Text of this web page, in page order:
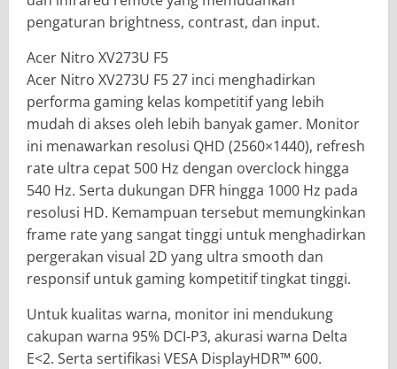
pengaturan brightness, contrast, dan input.
Acer Nitro XV273U F5
Acer Nitro XV273U F5 27 inci menghadirkan
performa gaming kelas kompetitif yang lebih
mudah di akses oleh lebih banyak gamer. Monitor
ini menawarkan resolusi QHD (2560×1440), refresh
rate ultra cepat 500 Hz dengan overclock hingga
540 Hz. Serta dukungan DFR hingga 1000 Hz pada
resolusi HD. Kemampuan tersebut memungkinkan
frame rate yang sangat tinggi untuk menghadirkan
pergerakan visual 2D yang ultra smooth dan
responsif untuk gaming kompetitif tingkat tinggi.
Untuk kualitas warna, monitor ini mendukung
cakupan warna 95% DCI-P3, akurasi warna Delta
E<2. Serta sertifikasi VESA DisplayHDR™ 600.